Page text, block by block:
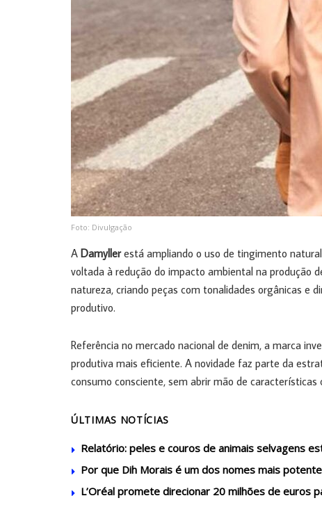
Foto: Divulgação
A Damyllerestá ampliando o uso de tingimento
voltada à redução do impacto ambiental na produção
natureza, criando peças com tonalidades orgânicas e
produtivo.
Referência no mercado nacional de denim, a marca
produtiva mais eficiente. A novidade faz parte da
consumo consciente, sem abrir mão de
ÚLTIMAS NOTÍCIAS
Relatório: peles e couros de animais selvagens
Por que Dih Morais é um dos nomes mais
L’Oréal promete direcionar 20 milhões de euros